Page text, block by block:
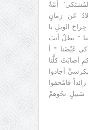
أمّةٌ
عَن زمانٍ
الويلِ يا
* بطلٌ أنتَ
غَيْضَنا * أ
أصابَتْ كلَّنا
أجادوا
فامْحقوا
سَبيلٍ نحْوهمْ